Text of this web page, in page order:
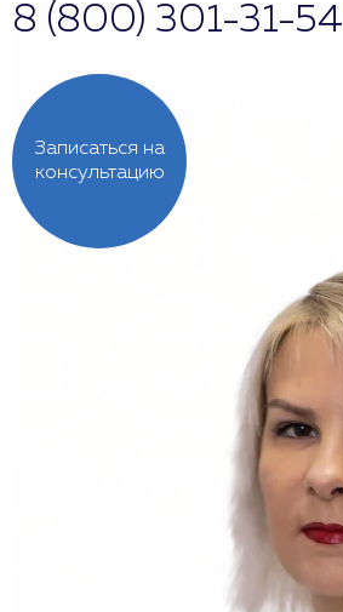
Записаться на
консультацию
8 (800) 301-31-54